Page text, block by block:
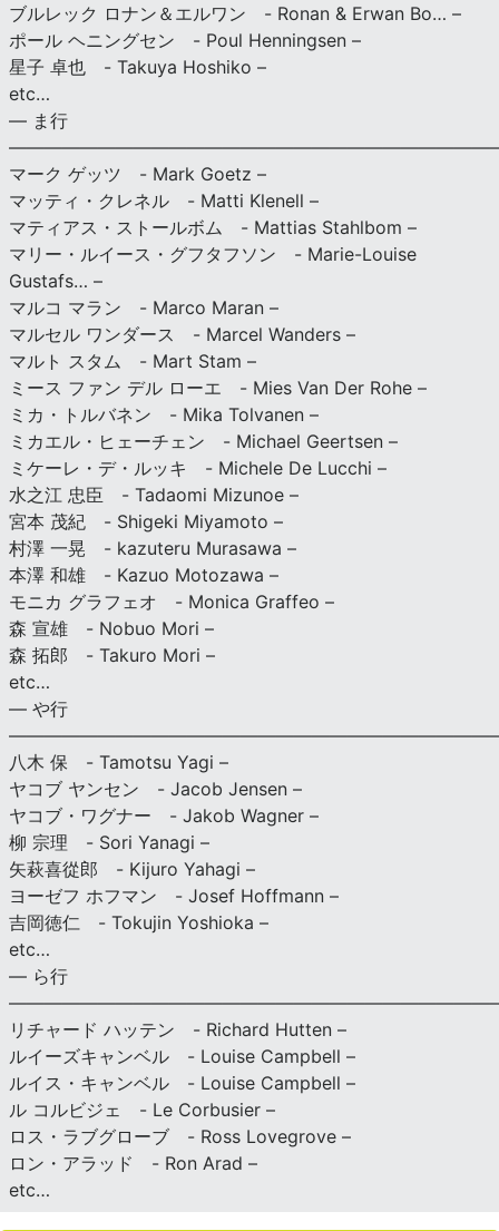
ブルレック ロナン＆エルワン - Ronan & Erwan Bo… –
ポール ヘニングセン - Poul Henningsen –
星子 卓也 - Takuya Hoshiko –
etc…
— ま行
マーク ゲッツ - Mark Goetz –
マッティ・クレネル - Matti Klenell –
マティアス・ストールボム - Mattias Stahlbom –
マリー・ルイース・グフタフソン - Marie-Louise
Gustafs… –
マルコ マラン - Marco Maran –
マルセル ワンダース - Marcel Wanders –
マルト スタム - Mart Stam –
ミース ファン デル ローエ - Mies Van Der Rohe –
ミカ・トルバネン - Mika Tolvanen –
ミカエル・ヒェーチェン - Michael Geertsen –
ミケーレ・デ・ルッキ - Michele De Lucchi –
水之江 忠臣 - Tadaomi Mizunoe –
宮本 茂紀 - Shigeki Miyamoto –
村澤 一晃 - kazuteru Murasawa –
本澤 和雄 - Kazuo Motozawa –
モニカ グラフェオ - Monica Graffeo –
森 宣雄 - Nobuo Mori –
森 拓郎 - Takuro Mori –
etc…
— や行
八木 保 - Tamotsu Yagi –
ヤコブ ヤンセン - Jacob Jensen –
ヤコブ・ワグナー - Jakob Wagner –
柳 宗理 - Sori Yanagi –
矢萩喜從郎 - Kijuro Yahagi –
ヨーゼフ ホフマン - Josef Hoffmann –
吉岡徳仁 - Tokujin Yoshioka –
etc…
— ら行
リチャード ハッテン - Richard Hutten –
ルイーズキャンベル - Louise Campbell –
ルイス・キャンベル - Louise Campbell –
ル コルビジェ - Le Corbusier –
ロス・ラブグローブ - Ross Lovegrove –
ロン・アラッド - Ron Arad –
etc…